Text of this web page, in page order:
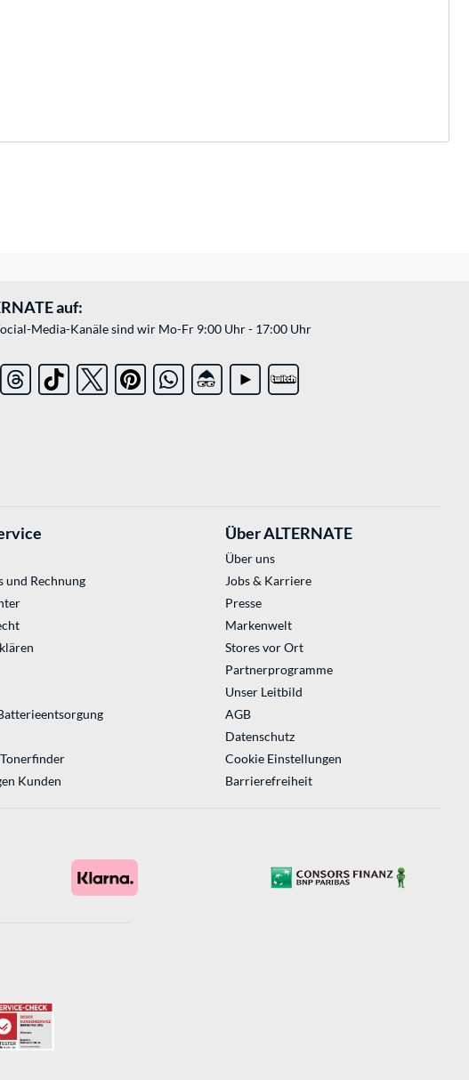
auf:
Media-Kanäle sind wir Mo-Fr 9:00 Uhr - 17:00 Uhr
und Rechnung
Kunden
Über ALTERNATE
Über uns
Jobs & Karriere
Presse
Markenwelt
Stores vor Ort
Partnerprogramme
Unser Leitbild
AGB
Datenschutz
Cookie Einstellungen
Barrierefreiheit